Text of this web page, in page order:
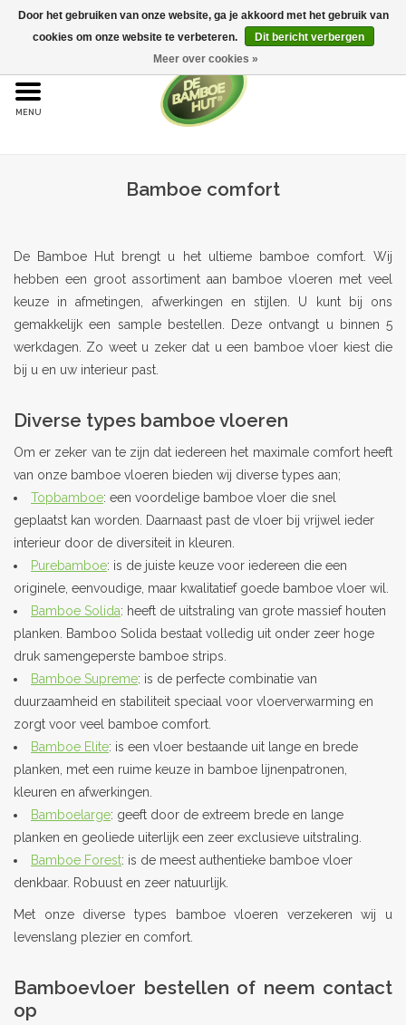
Home
Bijproducten
Contact
projecten
Blog
Bamboe comfort
De Bamboe Hut brengt u het ultieme bamboe comfort. Wij
hebben een groot assortiment aan bamboe vloeren met veel
keuze in afmetingen, afwerkingen en stijlen. U kunt bij ons
gemakkelijk een sample bestellen. Deze ontvangt u binnen 5
werkdagen. Zo weet u zeker dat u een bamboe vloer kiest die
bij u en uw interieur past.
Diverse types bamboe vloeren
Om er zeker van te zijn dat iedereen het maximale comfort heeft
van onze bamboe vloeren bieden wij diverse types aan;
Topbamboe: een voordelige bamboe vloer die snel
geplaatst kan worden. Daarnaast past de vloer bij vrijwel ieder
interieur door de diversiteit in kleuren.
Purebamboe: is de juiste keuze voor iedereen die een
originele, eenvoudige, maar kwalitatief goede bamboe vloer wil.
Bamboe Solida: heeft de uitstraling van grote massief houten
planken. Bamboo Solida bestaat volledig uit onder zeer hoge
druk samengeperste bamboe strips.
Bamboe Supreme: is de perfecte combinatie van
duurzaamheid en stabiliteit speciaal voor vloerverwarming en
zorgt voor veel bamboe comfort.
Bamboe Elite: is een vloer bestaande uit lange en brede
planken, met een ruime keuze in bamboe lijnenpatronen,
kleuren en afwerkingen.
Bamboelarge: geeft door de extreem brede en lange
planken en geoliede uiterlijk een zeer exclusieve uitstraling.
Bamboe Forest: is de meest authentieke bamboe vloer
denkbaar. Robuust en zeer natuurlijk.
Met onze diverse types bamboe vloeren verzekeren wij u
levenslang plezier en comfort.
Bamboevloer bestellen of neem contact
op
Door het gebruiken van onze website, ga je akkoord met het gebruik van
cookies om onze website te verbeteren.
Dit bericht verbergen
Meer over cookies »